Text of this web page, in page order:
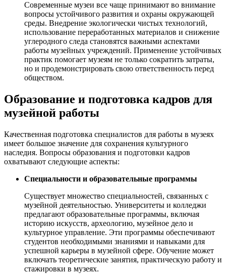
Современные музеи все чаще принимают во внимание
вопросы устойчивого развития и охраны окружающей
среды. Внедрение экологически чистых технологий,
использование переработанных материалов и снижение
углеродного следа становятся важными аспектами
работы музейных учреждений. Применение устойчивых
практик помогает музеям не только сократить затраты,
но и продемонстрировать свою ответственность перед
обществом.
Образование и подготовка кадров для
музейной работы
Качественная подготовка специалистов для работы в музеях
имеет большое значение для сохранения культурного
наследия. Вопросы образования и подготовки кадров
охватывают следующие аспекты:
Специальности и образовательные программы
Существует множество специальностей, связанных с
музейной деятельностью. Университеты и колледжи
предлагают образовательные программы, включая
историю искусств, археологию, музейное дело и
культурное управление. Эти программы обеспечивают
студентов необходимыми знаниями и навыками для
успешной карьеры в музейной сфере. Обучение может
включать теоретические занятия, практическую работу и
стажировки в музеях.